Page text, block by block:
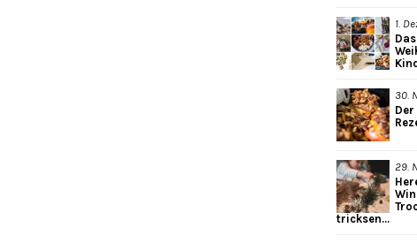
1.
30.
29.
tricksen...